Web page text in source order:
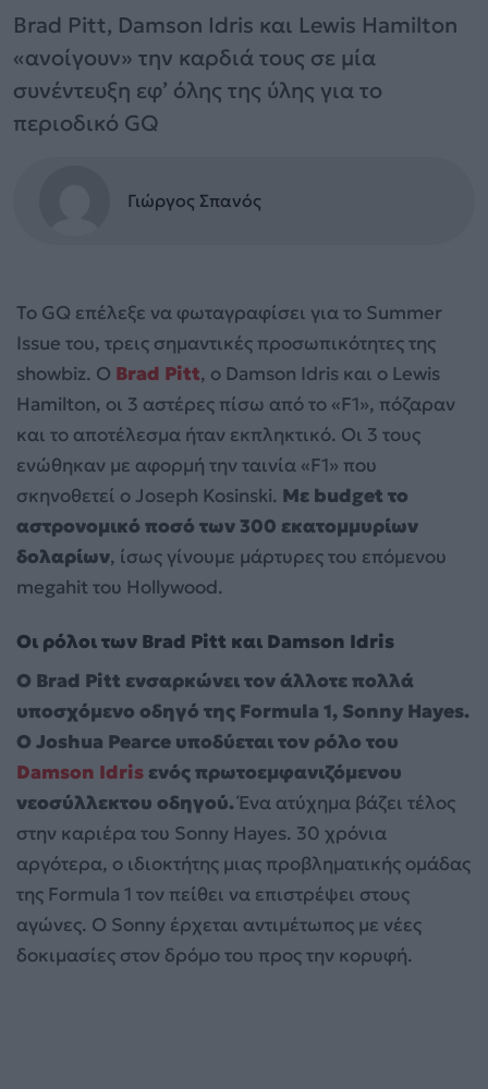
Brad Pitt, Damson Idris και Lewis Hamilton
«ανοίγουν» την καρδιά τους σε μία
συνέντευξη εφ’ όλης της ύλης για το
περιοδικό GQ
Γιώργος Σπανός
Το GQ επέλεξε να φωταγραφίσει για το Summer
Issue του, τρεις σημαντικές προσωπικότητες της
showbiz. Ο Brad Pitt, ο Damson Idris και ο Lewis
Hamilton, οι 3 αστέρες πίσω από το «F1», πόζαραν
και το αποτέλεσμα ήταν εκπληκτικό. Οι 3 τους
ενώθηκαν με αφορμή την ταινία «F1» που
σκηνοθετεί ο Joseph Kosinski. Με budget το
αστρονομικό ποσό των 300 εκατομμυρίων
δολαρίων, ίσως γίνουμε μάρτυρες του επόμενου
megahit του Hollywood.
Οι ρόλοι των Brad Pitt και Damson Idris
Ο Brad Pitt ενσαρκώνει τον άλλοτε πολλά
υποσχόμενο οδηγό της Formula 1, Sonny Hayes.
Ο Joshua Pearce υποδύεται τον ρόλο του
Damson Idris ενός πρωτοεμφανιζόμενου
νεοσύλλεκτου οδηγού.Ένα ατύχημα βάζει τέλος
στην καριέρα του Sonny Hayes. 30 χρόνια
αργότερα, ο ιδιοκτήτης μιας προβληματικής ομάδας
της Formula 1 τον πείθει να επιστρέψει στους
αγώνες. Ο Sonny έρχεται αντιμέτωπος με νέες
δοκιμασίες στον δρόμο του προς την κορυφή.